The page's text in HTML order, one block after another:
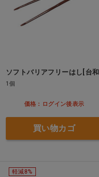
ソフトバリアフリーはし[台和]
1個
価格：ログイン後表示
買い物カゴ
軽減8%